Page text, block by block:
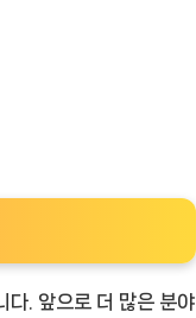
다. 앞으로 더 많은 분야